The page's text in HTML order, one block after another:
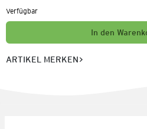
Verfügbar
In den
ARTIKEL MERKEN